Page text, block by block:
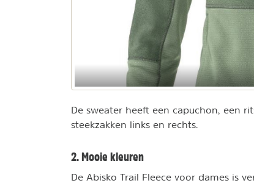
De sweater heeft een capuchon, een
steekzakken links en rechts.
2. Mooie kleuren
De Abisko Trail Fleece voor dames is